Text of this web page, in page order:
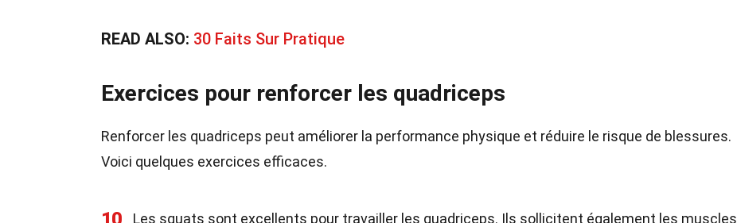
READ ALSO: 30 Faits Sur Pratique
Exercices pour renforcer les quadriceps
Renforcer les quadriceps peut améliorer la performance physique et réduire le risque de blessures.
Voici quelques exercices efficaces.
Les squats sont excellents pour travailler les quadriceps. Ils sollicitent également les muscles